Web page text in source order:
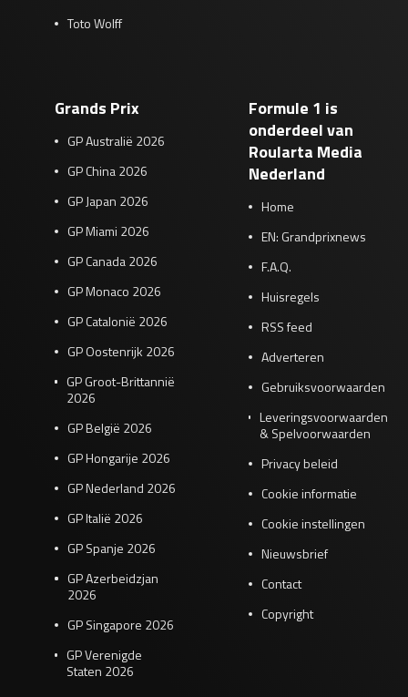
Toto Wolff
Grands Prix
GP Australië 2026
GP China 2026
GP Japan 2026
GP Miami 2026
GP Canada 2026
GP Monaco 2026
GP Catalonië 2026
GP Oostenrijk 2026
GP Groot-Brittannië
2026
GP België 2026
GP Hongarije 2026
GP Nederland 2026
GP Italië 2026
GP Spanje 2026
GP Azerbeidzjan
2026
GP Singapore 2026
GP Verenigde
Staten 2026
Formule 1 is
onderdeel van
Roularta Media
Nederland
Home
EN: Grandprixnews
F.A.Q.
Huisregels
RSS feed
Adverteren
Gebruiksvoorwaarden
Leveringsvoorwaarden
& Spelvoorwaarden
Privacy beleid
Cookie informatie
Cookie instellingen
Nieuwsbrief
Contact
Copyright